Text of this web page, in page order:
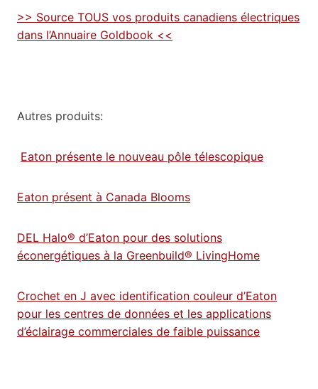
>> Source TOUS vos produits canadiens électriques
dans l’Annuaire Goldbook <<
Autres produits:
Eaton présente le nouveau pôle télescopique
Eaton présent à Canada Blooms
DEL Halo® d’Eaton pour des solutions
éconergétiques à la Greenbuild® LivingHome
Crochet en J avec identification couleur d’Eaton
pour les centres de données et les applications
d’éclairage commerciales de faible puissance